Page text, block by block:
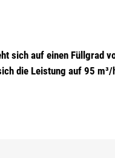
sich auf einen Füllgrad
die Leistung auf 95 m³/